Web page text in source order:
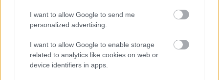
I want to allow Google to send me
personalized advertising.
I want to allow Google to enable storage
related to analytics like cookies on web or
device identifiers in apps.
Modo de uso
Mezclar el polvo con oxidante en la proporción
indicada por el fabricante (generalmente 1:2).
Aplicar sobre cabello seco sin lavar.